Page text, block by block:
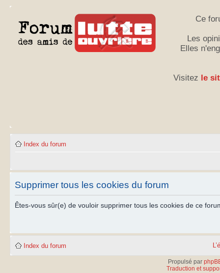
Ce
Les
Elles
Visitez le
Index du forum
Supprimer tous les cookies du forum
Êtes-vous sûr(e) de vouloir supprimer tous les cookies de ce
Index du forum
Propulsé par
Traduction et